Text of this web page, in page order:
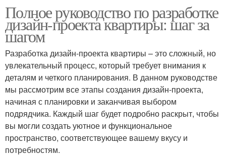
Полное руководство по разработке
дизайн-проекта квартиры: шаг за
шагом
Разработка дизайн-проекта квартиры – это сложный, но
увлекательный процесс, который требует внимания к
деталям и четкого планирования. В данном руководстве
мы рассмотрим все этапы создания дизайн-проекта,
начиная с планировки и заканчивая выбором
подрядчика. Каждый шаг будет подробно раскрыт, чтобы
вы могли создать уютное и функциональное
пространство, соответствующее вашему вкусу и
потребностям.